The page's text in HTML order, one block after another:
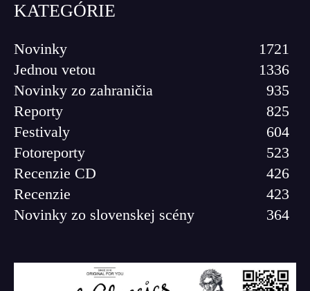
KATEGÓRIE
Novinky
1721
Jednou vetou
1336
Novinky zo zahraničia
935
Reporty
825
Festivaly
604
Fotoreporty
523
Recenzie CD
426
Recenzie
423
Novinky zo slovenskej scény
364